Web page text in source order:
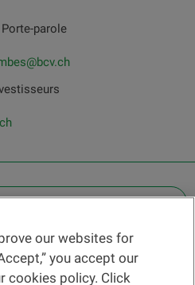
parole
a branch
contact
our websites for
you accept our
cookies policy. Click